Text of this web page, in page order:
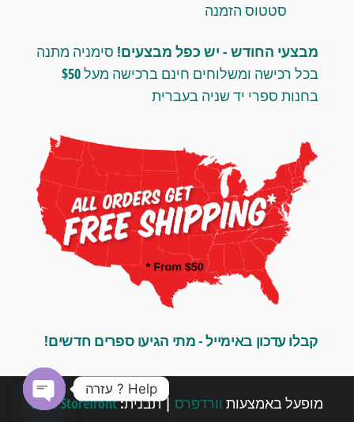
סטטוס הזמנה
מבצעי החודש - יש כפל מבצעים! סימניה מתנה
בכל רכישה ומשלוחים חינם ברכישה מעל $50
בחנות ספרי יד שניה בעברית
קבלו עדכון באימייל - מתי הגיעו ספרים חדשים!
מופעל באמצעות וורדפרס |תבנית:Envo Storefront
Help ? עזרה